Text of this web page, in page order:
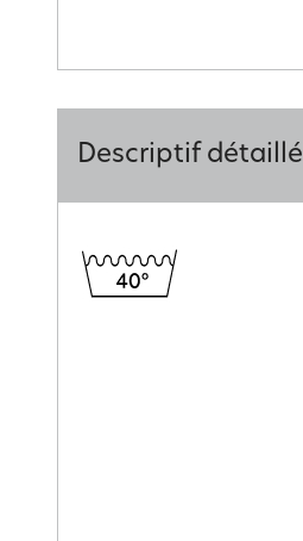
Descriptif détaillé